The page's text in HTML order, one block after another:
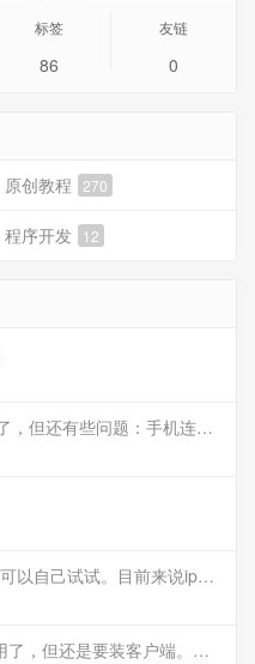
标签
86
友链
0
原创教程 270
程序开发 12
对照上面教程➕AI，跑通了，但还有些问题：手机连上vpn后，部分家里内网的服务能访问（内网的Debian服务器可以），部分不能(routeros网页），不知道问题出在哪
有空我写一个教程，你先可以自己试试。目前来说ipv6应该没问题的。
谢谢，wireguard已经在用了，但还是要装客户端。您这个方案连客户端都免了